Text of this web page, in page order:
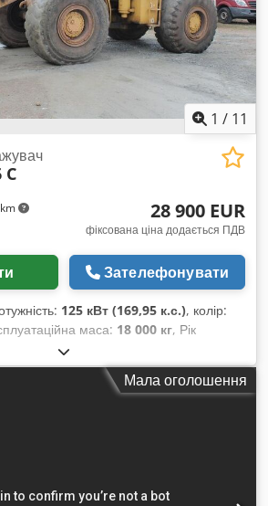
1 / 11
C
28 900 EUR
фіксована ціна додається ПДВ
Зателефонувати
125 кВт (169,95 к.с.), колір:
маса: 18 000 кг, Рік
, Обладнання:
Мала оголошення